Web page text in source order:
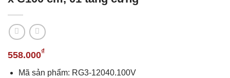
558.000₫
Mã sản phẩm: RG3-12040.100V